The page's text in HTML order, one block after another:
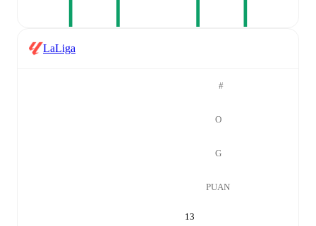
LaLiga
#
O
G
PUAN
13